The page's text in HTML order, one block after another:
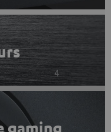
gaming